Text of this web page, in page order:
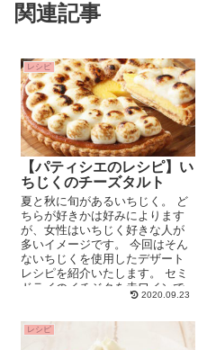
関連記事
レシピ
【パティシエのレシピ】い
ちじくのチーズタルト
夏と秋に旬があるいちじく。 ど
ちらが好きかは好みによります
が、女性はいちじく好きな人が
多いイメージです。 今回はそん
ないちじくを使用したデザート
レシピを紹介いたします。 セミ
ドライのイチジクを赤ワインで
2020.09.23
レシピ